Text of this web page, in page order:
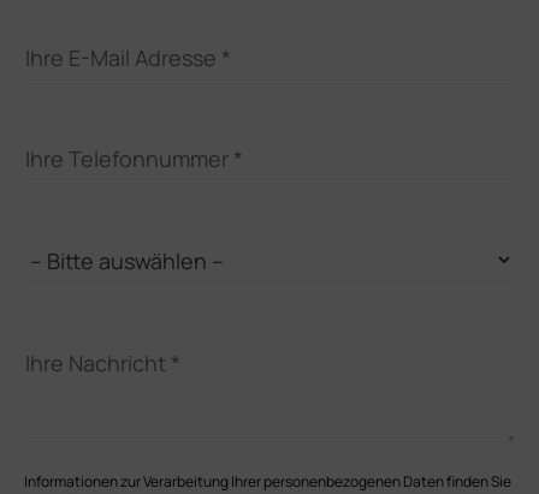
Informationen zur Verarbeitung Ihrer personenbezogenen Daten finden Sie